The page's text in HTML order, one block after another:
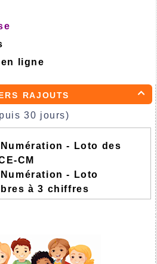

rajouts
30 jours)
Numération - Loto des
CM
Numération - Loto
à 3 chiffres
ligne